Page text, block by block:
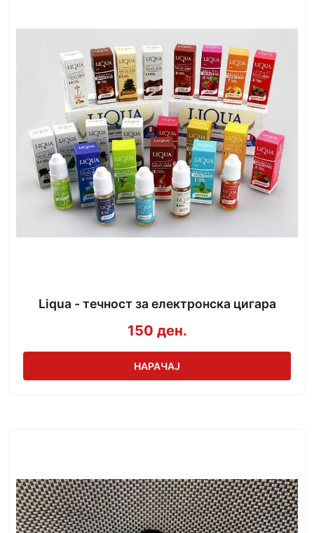
Liqua - течност за електронска цигара
150 ден.
НАРАЧАЈ